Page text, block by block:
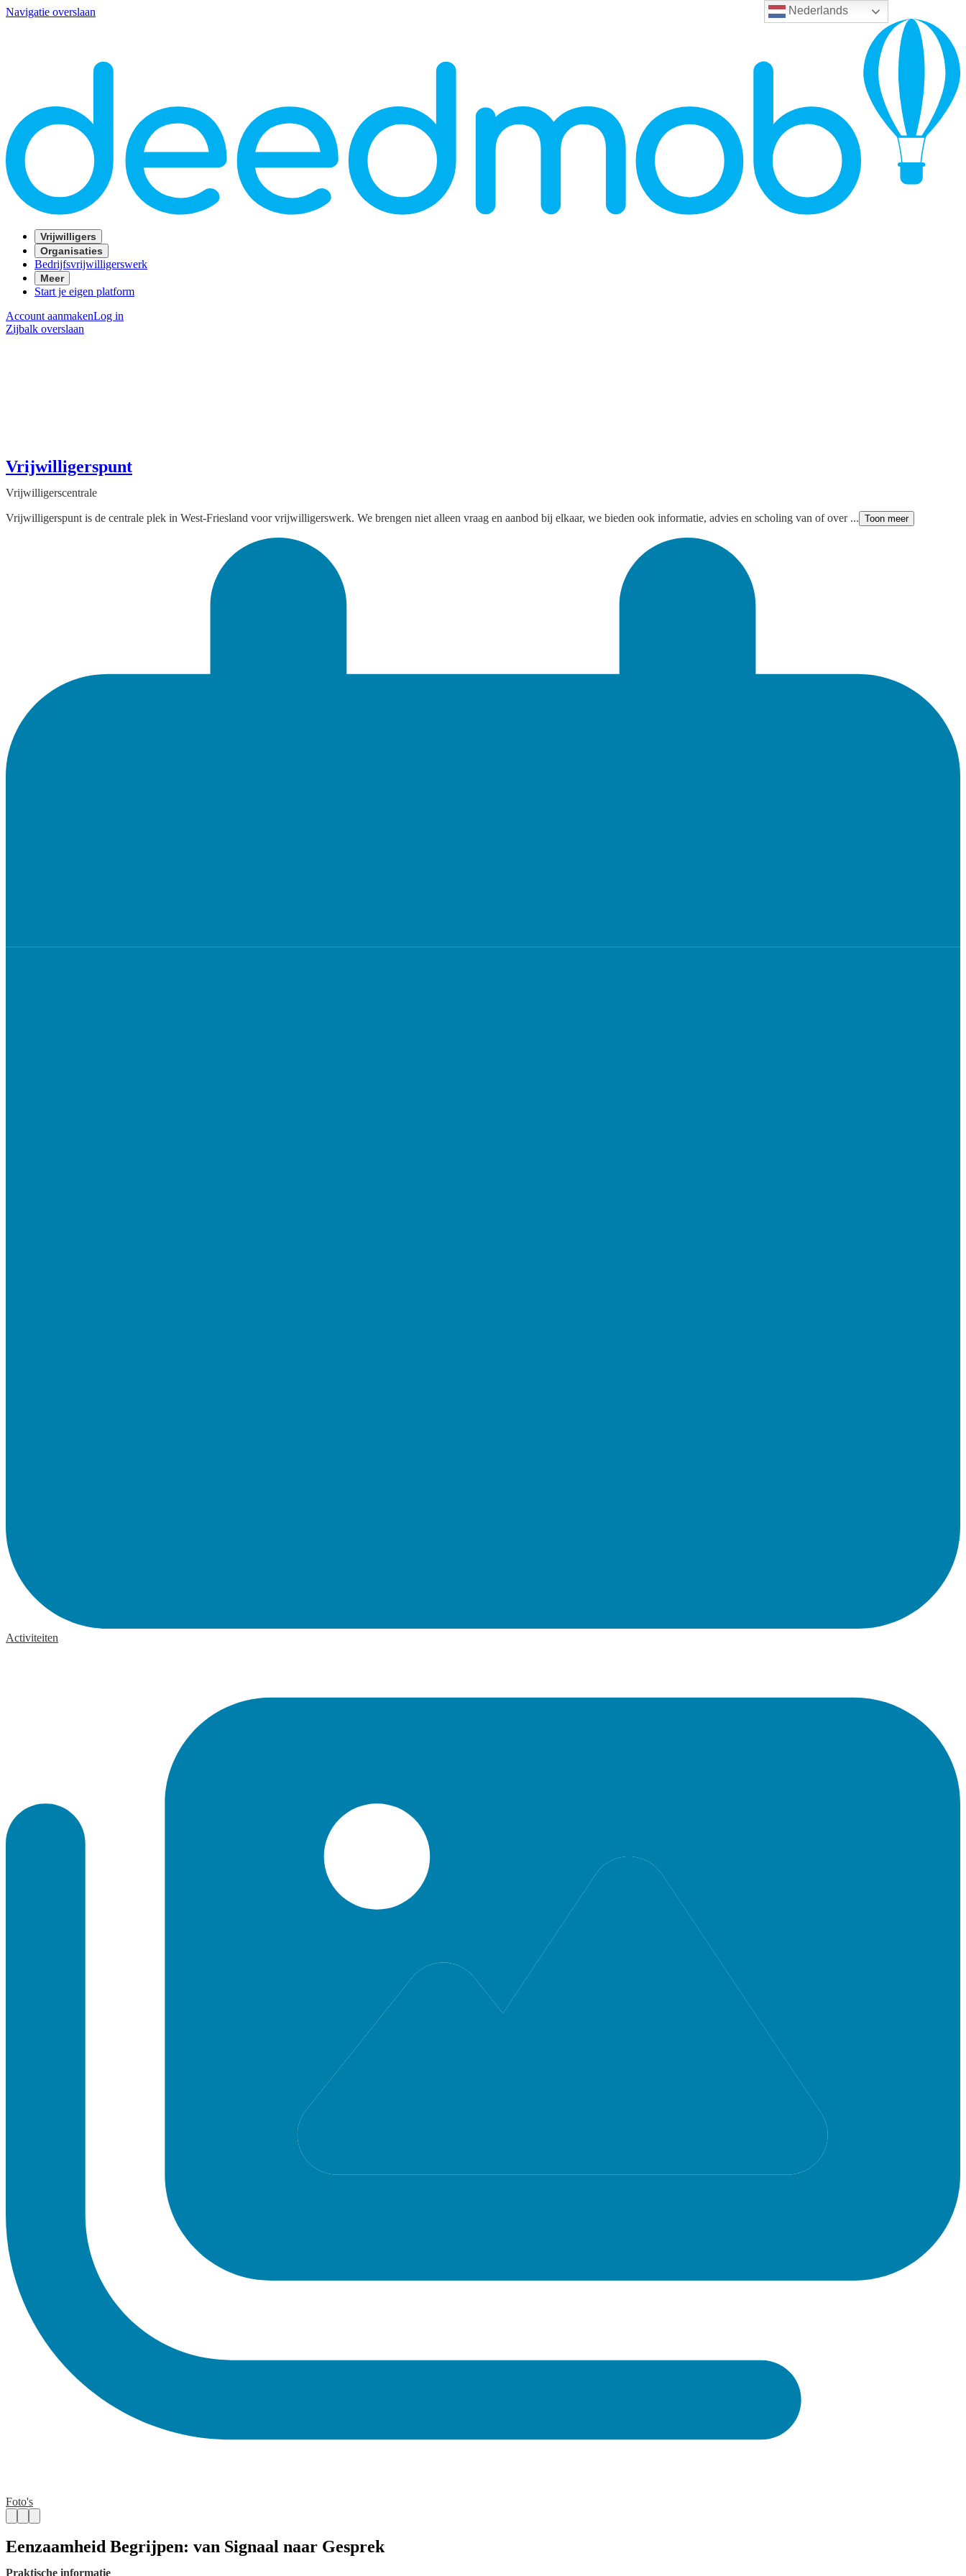
Nederlands
Navigatie overslaan
Vrijwilligers
Organisaties
Bedrijfsvrijwilligerswerk
Meer
Start je eigen platform
Account aanmakenLog in
Zijbalk overslaan
Vrijwilligerspunt
Vrijwilligerscentrale
Vrijwilligerspunt is de centrale plek in West-Friesland voor vrijwilligerswerk. We brengen niet alleen vraag en aanbod bij elkaar, we bieden ook informatie, advies en scholing van of over ... Toon meer
Activiteiten
Foto's
Eenzaamheid Begrijpen: van Signaal naar Gesprek
Praktische informatie